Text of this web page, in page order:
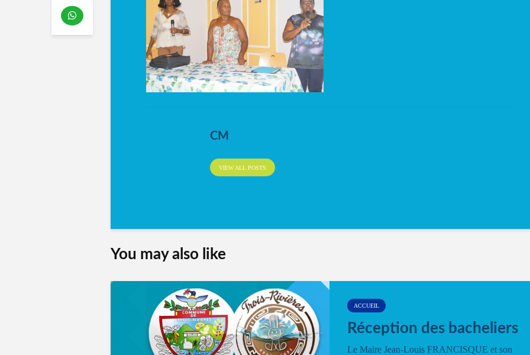
CM
VIEW ALL POSTS
You may also like
ACCUEIL
Réception des bacheliers
Le Maire Jean-Louis FRANCISQUE et son